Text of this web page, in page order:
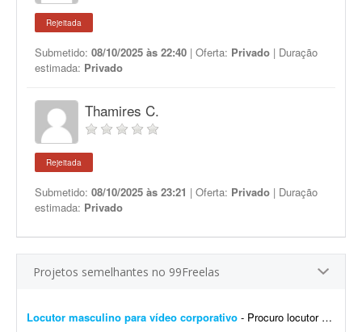
Rejeitada
Submetido: 08/10/2025 às 22:40 | Oferta: Privado | Duração
estimada: Privado
Thamires C.
Rejeitada
Submetido: 08/10/2025 às 23:21 | Oferta: Privado | Duração
estimada: Privado
Projetos semelhantes no 99Freelas
Locutor masculino para vídeo corporativo - Procuro locutor profissional com voz masculina, madura, segura e natural para a locução de um vídeo corporativo de aproximadamente 7 a 10 minutos. O roteiro será fornec...